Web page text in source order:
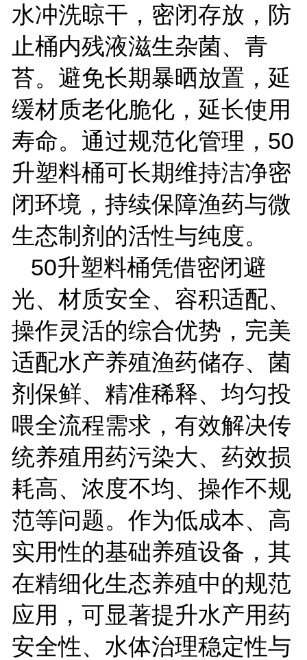
水冲洗晾干，密闭存放，防
止桶内残液滋生杂菌、青
苔。避免长期暴晒放置，延
缓材质老化脆化，延长使用
寿命。通过规范化管理， 50
升塑料桶可长期维持洁净密
闭环境，持续保障渔药与微
生态制剂的活性与纯度。
50升塑料桶凭借密闭避
光、材质安全、容积适配、
操作灵活的综合优势，完美
适配水产养殖渔药储存、菌
剂保鲜、精准稀释、均匀投
喂全流程需求，有效解决传
统养殖用药污染大、药效损
耗高、浓度不均、操作不规
范等问题。作为低成本、高
实用性的基础养殖设备，其
在精细化生态养殖中的规范
应用，可显著提升水产用药
安全性、水体治理稳定性与